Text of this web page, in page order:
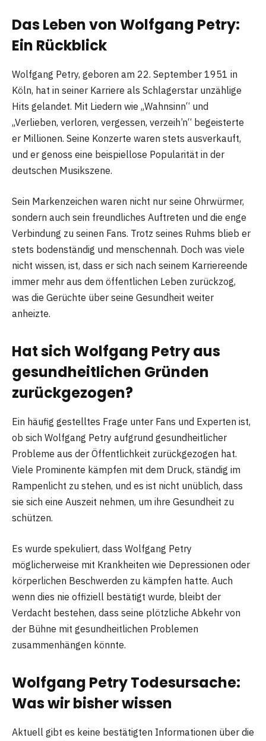
Das Leben von Wolfgang Petry:
Ein Rückblick
Wolfgang Petry, geboren am 22. September 1951 in
Köln, hat in seiner Karriere als Schlagerstar unzählige
Hits gelandet. Mit Liedern wie „Wahnsinn“ und
„Verlieben, verloren, vergessen, verzeih’n“ begeisterte
er Millionen. Seine Konzerte waren stets ausverkauft,
und er genoss eine beispiellose Popularität in der
deutschen Musikszene.
Sein Markenzeichen waren nicht nur seine Ohrwürmer,
sondern auch sein freundliches Auftreten und die enge
Verbindung zu seinen Fans. Trotz seines Ruhms blieb er
stets bodenständig und menschennah. Doch was viele
nicht wissen, ist, dass er sich nach seinem Karriereende
immer mehr aus dem öffentlichen Leben zurückzog,
was die Gerüchte über seine Gesundheit weiter
anheizte.
Hat sich Wolfgang Petry aus
gesundheitlichen Gründen
zurückgezogen?
Ein häufig gestelltes Frage unter Fans und Experten ist,
ob sich Wolfgang Petry aufgrund gesundheitlicher
Probleme aus der Öffentlichkeit zurückgezogen hat.
Viele Prominente kämpfen mit dem Druck, ständig im
Rampenlicht zu stehen, und es ist nicht unüblich, dass
sie sich eine Auszeit nehmen, um ihre Gesundheit zu
schützen.
Es wurde spekuliert, dass Wolfgang Petry
möglicherweise mit Krankheiten wie Depressionen oder
körperlichen Beschwerden zu kämpfen hatte. Auch
wenn dies nie offiziell bestätigt wurde, bleibt der
Verdacht bestehen, dass seine plötzliche Abkehr von
der Bühne mit gesundheitlichen Problemen
zusammenhängen könnte.
Wolfgang Petry Todesursache:
Was wir bisher wissen
Aktuell gibt es keine bestätigten Informationen über die